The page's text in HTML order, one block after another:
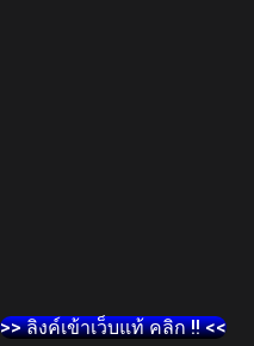
>> ลิงค์เข้าเว็บแท้ คลิก !! <<